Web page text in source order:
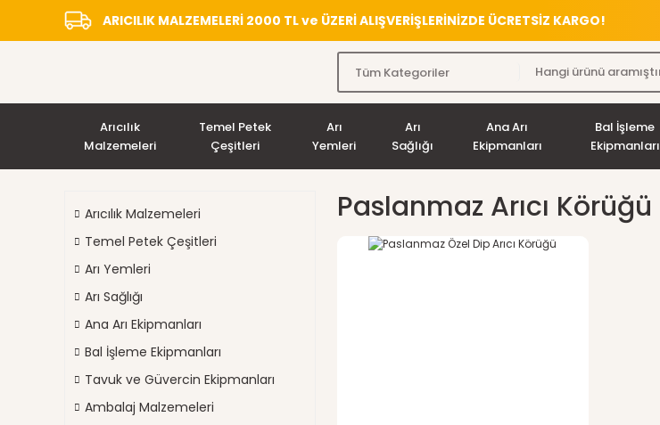
ARICILIK MALZEMELERİ 2000 TL ve ÜZERİ ALIŞVERİŞLERİNİZDE ÜCRETSİZ KARGO!
Arıcılık
Malzemeleri
Temel Petek
Çeşitleri
Arı
Yemleri
Arı
Sağlığı
Ana Arı
Ekipmanları
Bal İşleme
Ekipmanları
Arıcılık Malzemeleri
Temel Petek Çeşitleri
Arı Yemleri
Arı Sağlığı
Ana Arı Ekipmanları
Bal İşleme Ekipmanları
Tavuk ve Güvercin Ekipmanları
Ambalaj Malzemeleri
Paslanmaz Arıcı Körüğü